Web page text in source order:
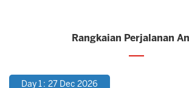
Rangkaian Perjalanan
Day 1 : 27 Dec 2026